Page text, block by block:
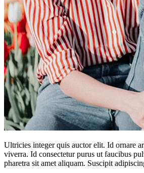
Ultricies integer quis auctor elit. Id ornare
viverra. Id consectetur purus ut faucibus
pharetra sit amet aliquam. Suscipit